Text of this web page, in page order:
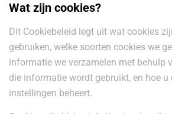
Wat zijn cookies?
Dit Cookiebeleid legt uit wat cookies
gebruiken, welke soorten cookies we
informatie we verzamelen met behulp
die informatie wordt gebruikt, en hoe u
instellingen beheert.